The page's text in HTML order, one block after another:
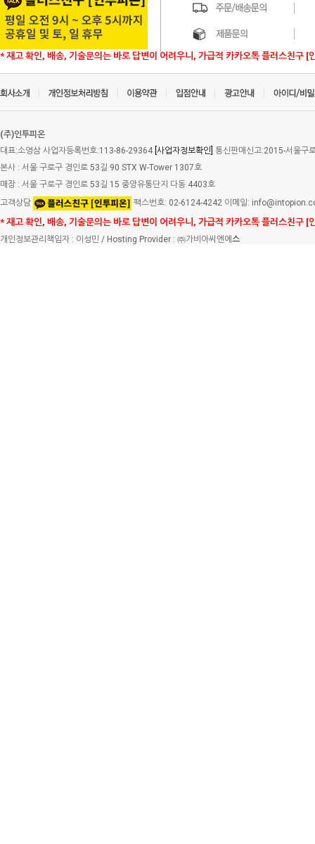
* 재고 확인, 배송, 기술문의는 바로 답변이 어려우니, 가급적 카카오톡 플러스친구 [
(주)인투피온
대표:소영삼 사업자등록번호:113-86-29364 [사업자정보확인] 통신판매신고:2015-서울구
본사 : 서울 구로구 경인로 53길 90 STX W-Tower 1307호
매장 : 서울 구로구 경인로 53길 15 중앙유통단지 다동 4403호
고객상담
팩스번호: 02-6124-4242 이메일:
* 재고 확인, 배송, 기술문의는 바로 답변이 어려우니, 가급적 카카오톡 플러스친구 [
개인정보관리책임자 : 이성민 / Hosting Provider : ㈜가비아씨엔에 스